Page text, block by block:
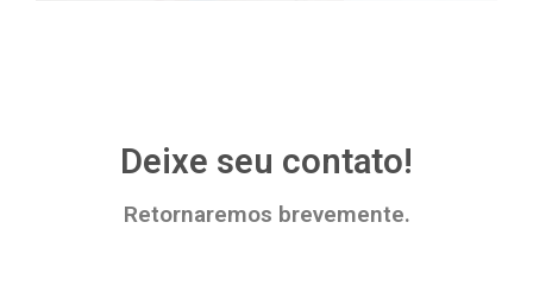
Deixe seu contato!
Retornaremos brevemente.